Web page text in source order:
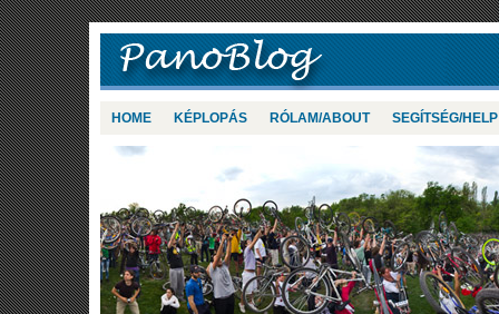
HOME KÉPLOPÁS RÓLAM/ABOUT SEGÍTSÉG/HELP